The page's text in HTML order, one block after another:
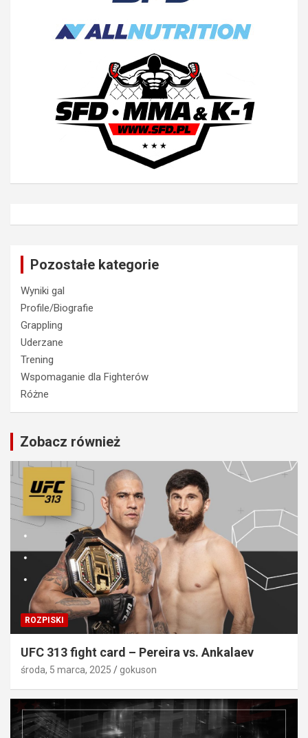
Pozostałe kategorie
Wyniki gal
Profile/Biografie
Grappling
Uderzane
Trening
Wspomaganie dla Fighterów
Różne
Zobacz również
ROZPISKI
UFC 313 fight card – Pereira vs. Ankalaev
środa, 5 marca, 2025 gokuson